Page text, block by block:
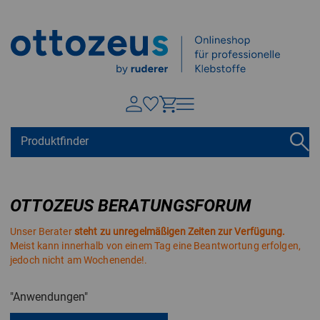
Springen zu
Tastaturkurzbefehle
Konto Shift + ALt + A
Menü ein-/ausblenden Shift + Alt + Z
OTTOZEUS BERATUNGSFORUM
Unser Beratersteht zu unregelmäßigen Zeiten zur Verfügung.
Meist kann innerhalb von einem Tag eine Beantwortung erfolgen,
jedoch nicht am Wochenende!.
"Anwendungen"